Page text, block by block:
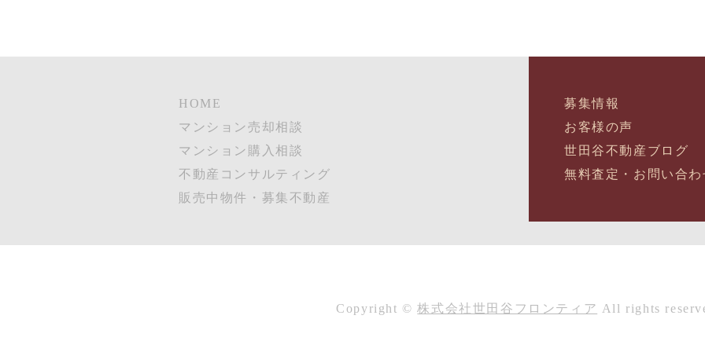
HOME
マンション売却相談
マンション購入相談
不動産コンサルティング
販売中物件・募集不動産
募集情報
お客様の声
世田谷不動産ブログ
無料査定・お問い合わ
Copyright ©株式会社世田谷フロンティア All rights